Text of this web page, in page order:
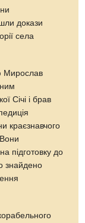
докази
села
Мирослав
Січі і брав
краєзнавчого
підготовку до
знайдено